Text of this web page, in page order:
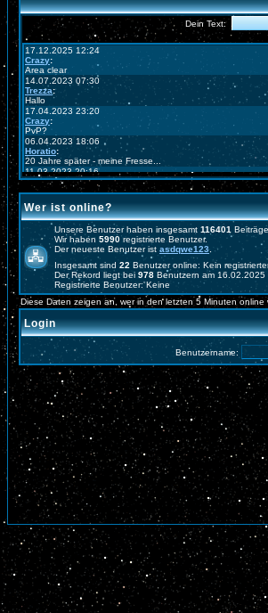
Wer ist online?
Unsere Benutzer haben insgesamt 116401
Wir haben 5990registrierte Benutzer.
Der neueste Benutzer ist asdqwe123
Insgesamt sind 22 Benutzer online: Kein
Der Rekord liegt bei 978 Benutzern am 16.02.2025
Registrierte Benutzer: Keine
Diese Daten zeigen an, wer in den letzten 5 Minuten online
Login
Benutzername: